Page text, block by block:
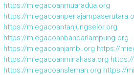
https://miegacoanmuaradua.org
https://
https://miegacoantanjungselor.org
https://miegacoanbandarlampung.org
https://miegacoanjambi.org https://
https://miegacoanminahasa.org
https://miegacoansleman.org https://